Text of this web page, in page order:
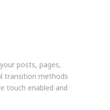
posts, pages,
transition methods
touch enabled and